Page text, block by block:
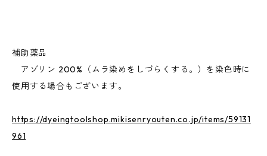
補助薬品
アゾリン 200%（ムラ染めをしづらくする。）を染色時に
使用する場合もございます。
https://dyeingtoolshop.mikisenryouten.co.jp/items/59131
961